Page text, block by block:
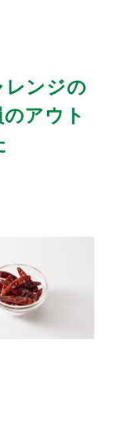
レンジの
アウト